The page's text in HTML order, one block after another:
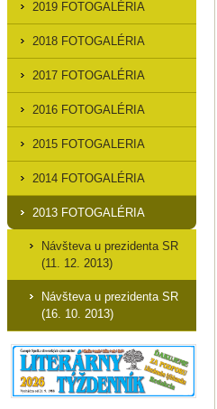
2019 FOTOGALÉRIA
2018 FOTOGALÉRIA
2017 FOTOGALÉRIA
2016 FOTOGALÉRIA
2015 FOTOGALERIA
2014 FOTOGALÉRIA
2013 FOTOGALÉRIA
Návšteva u prezidenta SR
(11. 12. 2013)
Návšteva u prezidenta SR
(16. 10. 2013)